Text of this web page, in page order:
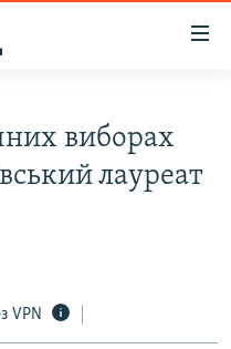
виборах
лауреат
VPN